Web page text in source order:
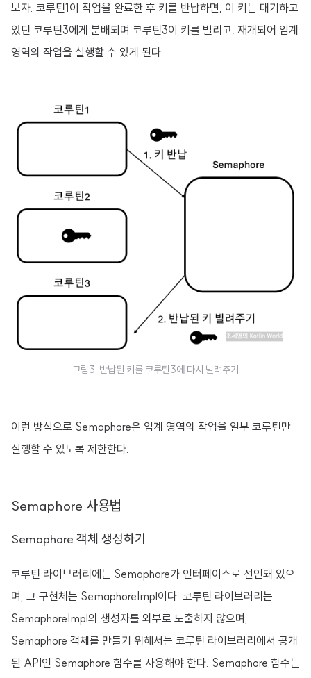
보자. 코루틴1이 작업을 완료한 후 키를 반납하면, 이 키는 대기하고
있던 코루틴3에게 분배되며 코루틴3이 키를 빌리고, 재개되어 임계
영역의 작업을 실행할 수 있게 된다.
그림3. 반납된 키를 코루틴3에 다시 빌려주기
이런 방식으로 Semaphore은 임계 영역의 작업을 일부 코루틴만
실행할 수 있도록 제한한다.
Semaphore 사용법
Semaphore 객체 생성하기
코루틴 라이브러리에는 Semaphore가 인터페이스로 선언돼 있으
며, 그 구현체는 SemaphoreImpl이다. 코루틴 라이브러리는
SemaphoreImpl의 생성자를 외부로 노출하지 않으며,
Semaphore 객체를 만들기 위해서는 코루틴 라이브러리에서 공개
된 API인 Semaphore 함수를 사용해야 한다. Semaphore 함수는